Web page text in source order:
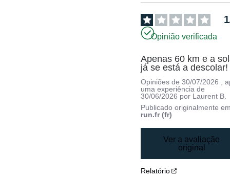
1
Opinião verificada
Apenas 60 km e a
já se está a descolar!
Opiniões de30/07/2026
,
uma experiência de
30/06/2026 por Laurent B.
Publicado originalmente
run.fr (fr)
Ver a avaliação
original
Relatório